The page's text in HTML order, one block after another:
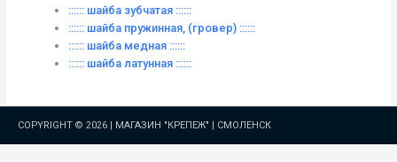
:::::: шайба зубчатая ::::::
:::::: шайба пружинная, (гровер) ::::::
:::::: шайба медная ::::::
:::::: шайба латунная ::::::
COPYRIGHT © 2026 | МАГАЗИН "КРЕПЕЖ" | СМОЛЕНСК